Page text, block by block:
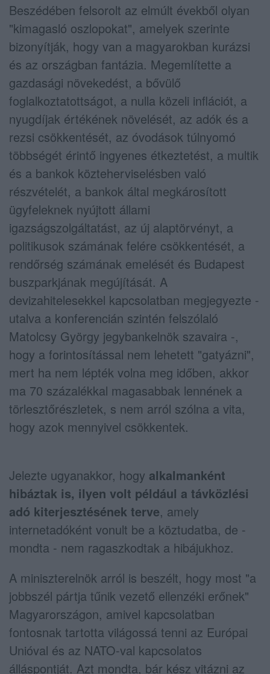
Beszédében felsorolt az elmúlt évekből olyan
"kimagasló oszlopokat", amelyek szerinte
bizonyítják, hogy van a magyarokban kurázsi
és az országban fantázia. Megemlítette a
gazdasági növekedést, a bővülő
foglalkoztatottságot, a nulla közeli inflációt, a
nyugdíjak értékének növelését, az adók és a
rezsi csökkentését, az óvodások túlnyomó
többségét érintő ingyenes étkeztetést, a multik
és a bankok közteherviselésben való
részvételét, a bankok által megkárosított
ügyfeleknek nyújtott állami
igazságszolgáltatást, az új alaptörvényt, a
politikusok számának felére csökkentését, a
rendőrség számának emelését és Budapest
buszparkjának megújítását. A
devizahitelesekkel kapcsolatban megjegyezte -
utalva a konferencián szintén felszólaló
Matolcsy György jegybankelnök szavaira -,
hogy a forintosítással nem lehetett "gatyázni",
mert ha nem lépték volna meg időben, akkor
ma 70 százalékkal magasabbak lennének a
törlesztőrészletek, s nem arról szólna a vita,
hogy azok mennyivel csökkentek.
Jelezte ugyanakkor, hogy alkalmanként
hibáztak is, ilyen volt például a távközlési
adó kiterjesztésének terve, amely
internetadóként vonult be a köztudatba, de -
mondta - nem ragaszkodtak a hibájukhoz.
A miniszterelnök arról is beszélt, hogy most "a
jobbszél pártja tűnik vezető ellenzéki erőnek"
Magyarországon, amivel kapcsolatban
fontosnak tartotta világossá tenni az Európai
Unióval és az NATO-val kapcsolatos
álláspontját. Azt mondta, bár kész vitázni az